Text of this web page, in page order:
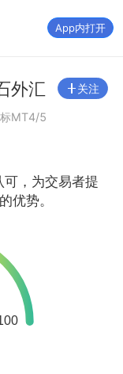
App内打开
外汇 关注
MT4/5
可，为交易者提
优势。